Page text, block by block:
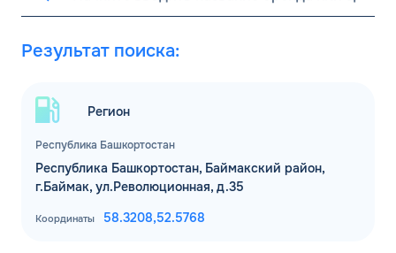
Результат поиска:
Республика Башкортостан
Регион
Республика Башкортостан, Баймакский район,
г.Баймак, ул.Революционная, д.35
Координаты 58.3208,52.5768